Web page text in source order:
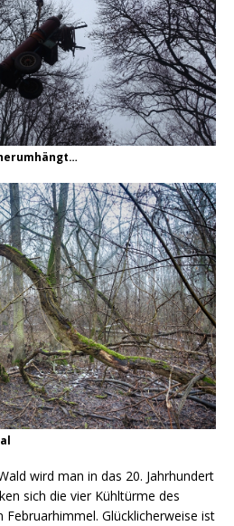
wird man in das 20. Jahrhundert
sich die vier Kühltürme des
Februarhimmel. Glücklicherweise ist